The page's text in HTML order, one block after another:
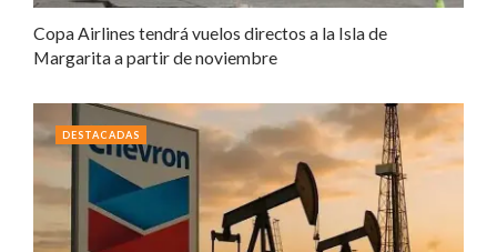
Copa Airlines tendrá vuelos directos a la Isla de
Margarita a partir de noviembre
DESTACADAS